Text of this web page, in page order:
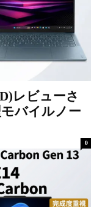
レビューさ
バイルノー
0